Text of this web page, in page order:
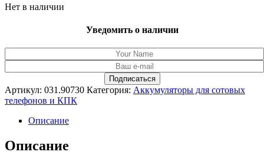
Нет в наличии
Уведомить о наличии
Артикул: 031.90730 Категория: Аккумуляторы для сотовых
телефонов и КПК
Описание
Описание